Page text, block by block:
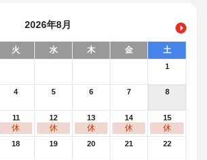
2026年8月
火 水 木 金 土
1
4 5 6 7 8
11
休
12
休
13
休
14
休
15
休
18 19 20 21 22